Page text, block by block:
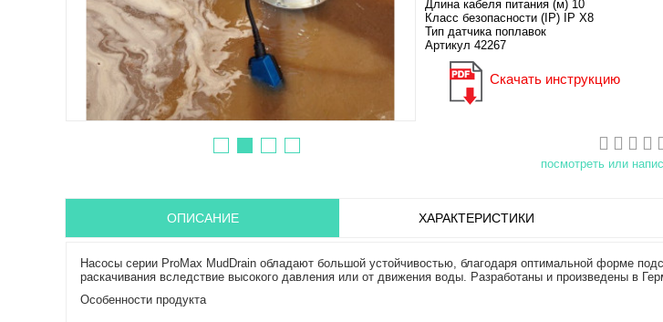
Длина кабеля питания (м) 10
Класс безопасности (IP) IP X8
Тип датчика поплавок
Артикул 42267
Скачать инструкцию
посмотреть или
ОПИСАНИЕ ХАРАКТЕРИСТИКИ
Насосы серии ProMax MudDrain обладают большой устойчивостью, благодаря оптимальной форме
раскачивания вследствие высокого давления или от движения воды. Разработаны и произведены в
Особенности продукта